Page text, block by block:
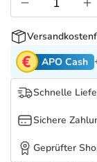
Tierapotheke
Vitamine &
Marken
Salus Deals
APO Cash
Schnelle
Sichere
Geprüfter